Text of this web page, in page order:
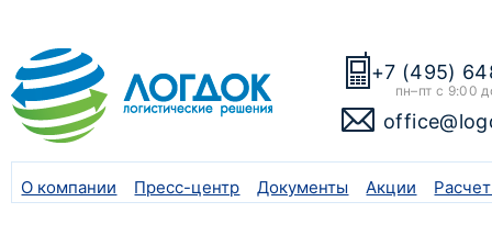
+7 (495)
пн–пт с 9:00
О компании Пресс-центр Документы Акции